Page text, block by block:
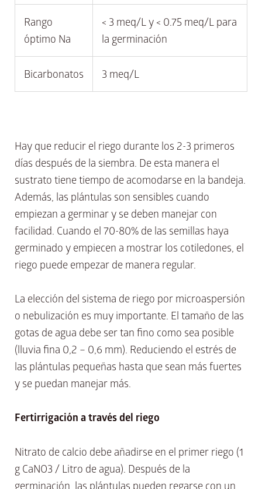
Rango
óptimo Na
< 3 meq/L y < 0.75 meq/L para
la germinación
Bicarbonatos 3 meq/L
Hay que reducir el riego durante los 2-3 primeros
días después de la siembra. De esta manera el
sustrato tiene tiempo de acomodarse en la bandeja.
Además, las plántulas son sensibles cuando
empiezan a germinar y se deben manejar con
facilidad. Cuando el 70-80% de las semillas haya
germinado y empiecen a mostrar los cotiledones, el
riego puede empezar de manera regular.
La elección del sistema de riego por microaspersión
o nebulización es muy importante. El tamaño de las
gotas de agua debe ser tan fino como sea posible
(lluvia fina 0,2 – 0,6 mm). Reduciendo el estrés de
las plántulas pequeñas hasta que sean más fuertes
y se puedan manejar más.
Fertirrigación a través del riego
Nitrato de calcio debe añadirse en el primer riego (1
g CaNO3 / Litro de agua). Después de la
germinación, las plántulas pueden regarse con un